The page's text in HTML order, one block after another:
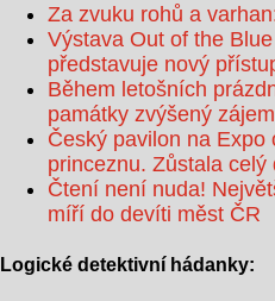
Za zvuku rohů a
Výstava Out of the
představuje nový
Během letošních
památky zvýšený
Český pavilon na Expo
princeznu. Zůstala celý
Čtení není nuda!
míří do devíti měst ČR
Logické detektivní hádanky: